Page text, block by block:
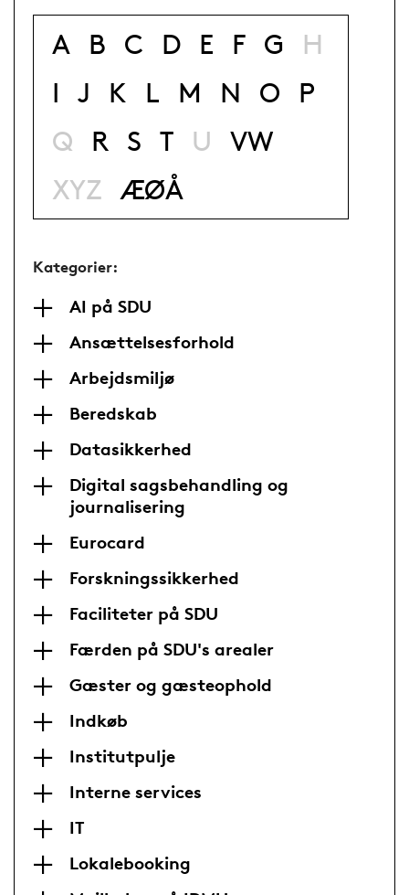
A B C D E F G
H
I
J K L M N O
P
Q
R S T U
VW
XYZ ÆØÅ
Kategorier:
AI på SDU
Ansættelsesforhold
Arbejdsmiljø
Beredskab
Datasikkerhed
Digital sagsbehandling og
journalisering
Eurocard
Forskningssikkerhed
Faciliteter på SDU
Færden på SDU's arealer
Gæster og gæsteophold
Indkøb
Institutpulje
Interne services
IT
Lokalebooking